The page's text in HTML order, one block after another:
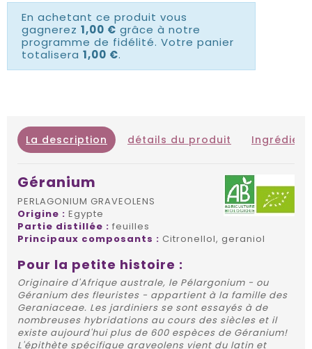
En achetant ce produit vous
gagnerez 1,00 € grâce à notre
programme de fidélité. Votre panier
totalisera 1,00 €.
La description détails du produit
Géranium
PERLAGONIUM GRAVEOLENS
Origine : Egypte
Partie distillée : feuilles
Principaux composants : Citronellol, geraniol
Pour la petite histoire :
Originaire d'Afrique australe, le Pélargonium - ou
Géranium des fleuristes - appartient à la famille des
Geraniaceae. Les jardiniers se sont essayés à de
nombreuses hybridations au cours des siècles et il
existe aujourd'hui plus de 600 espèces de Géranium!
L'épithète spécifique graveolens vient du latin et